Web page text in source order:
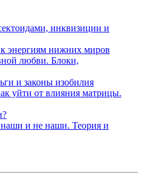
инквизиции и
энергиям нижних миров
любви. Блоки,
и законы изобилия
уйти от влияния матрицы.
и не наши. Теория и